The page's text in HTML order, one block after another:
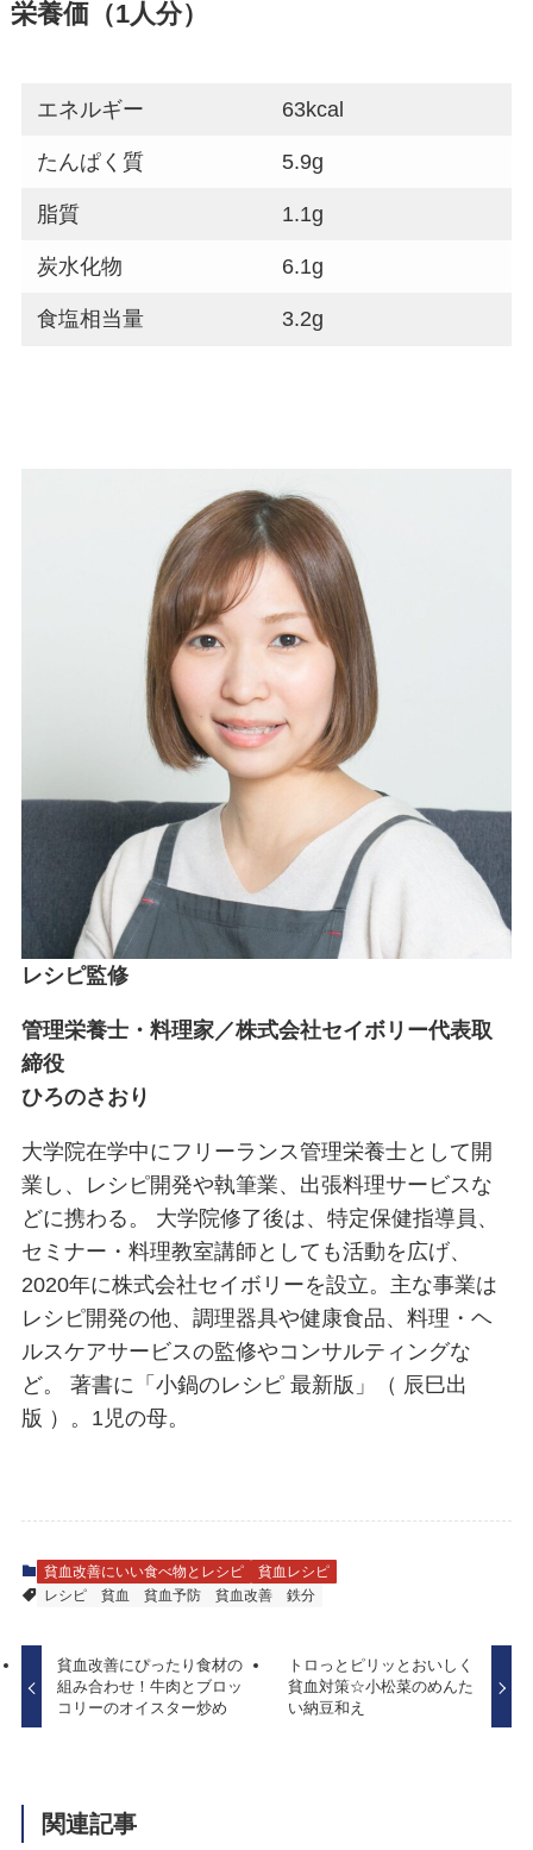
栄養価（1人分）
エネルギー 63kcal
たんぱく質 5.9g
脂質 1.1g
炭水化物 6.1g
食塩相当量 3.2g
レシピ監修
管理栄養士・料理家／株式会社セイボリー代表取
締役
ひろのさおり
大学院在学中にフリーランス管理栄養士として開
業し、レシピ開発や執筆業、出張料理サービスな
どに携わる。 大学院修了後は、特定保健指導員、
セミナー・料理教室講師としても活動を広げ、
2020年に株式会社セイボリーを設立。主な事業は
レシピ開発の他、調理器具や健康食品、料理・ヘ
ルスケアサービスの監修やコンサルティングな
ど。 著書に「小鍋のレシピ 最新版」（ 辰巳出
版 ）。1児の母。
貧血改善にいい食べ物とレシピ
貧血レシピ
レシピ
貧血 貧血予防 貧血改善 鉄分
貧血改善にぴったり食材の
組み合わせ！牛肉とブロッ
コリーのオイスター炒め
トロっとピリッとおいしく
貧血対策☆小松菜のめんた
い納豆和え
関連記事